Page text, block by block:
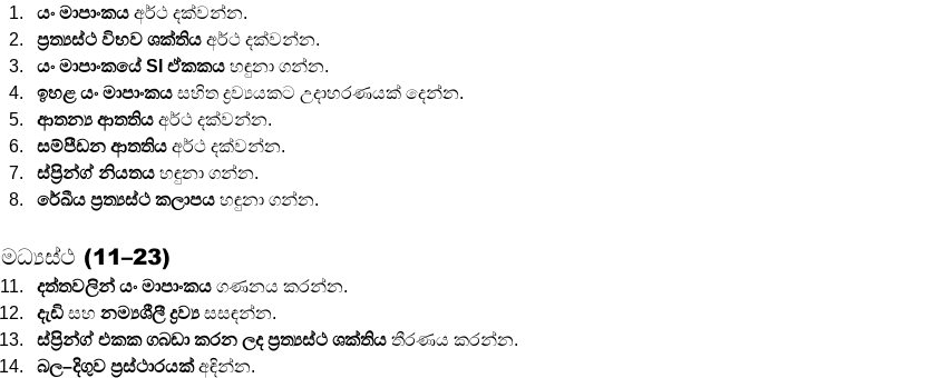
යං මාපාංකය අර්ථ දක්වන්න.
ප්‍රත්‍යස්ථ විභව ශක්තිය අර්ථ දක්වන්න.
යං මාපාංකයේ SI ඒකකය හඳුනා ගන්න.
ඉහළ යං මාපාංකය සහිත ද්‍රව්‍යයකට උදාහරණයක් දෙන්න.
ආතන්‍ය ආතතිය අර්ථ දක්වන්න.
සම්පීඩන ආතතිය අර්ථ දක්වන්න.
ස්ප්‍රින්ග් නියතය හඳුනා ගන්න.
රේඛීය ප්‍රත්‍යස්ථ කලාපය හඳුනා ගන්න.
මධ්‍යස්ථ (11–23)
දත්තවලින් යං මාපාංකය ගණනය කරන්න.
දැඩි සහ නම්‍යශීලී ද්‍රව්‍ය සසඳන්න.
ස්ප්‍රින්ග් එකක ගබඩා කරන ලද ප්‍රත්‍යස්ථ ශක්තිය තීරණය කරන්න.
බල–දිගුව ප්‍රස්ථාරයක් අඳින්න.